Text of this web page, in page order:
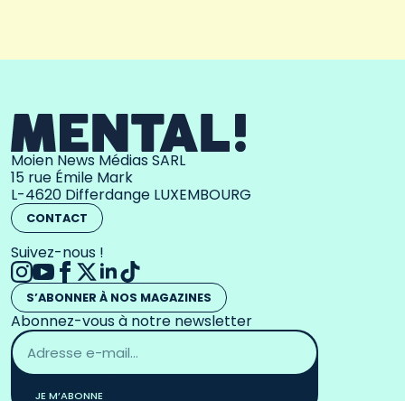
Moien News Médias SARL
15 rue Émile Mark
L-4620 Differdange LUXEMBOURG
CONTACT
Suivez-nous !
S’ABONNER À NOS MAGAZINES
Abonnez-vous à notre newsletter
Adresse
email
*
JE M’ABONNE